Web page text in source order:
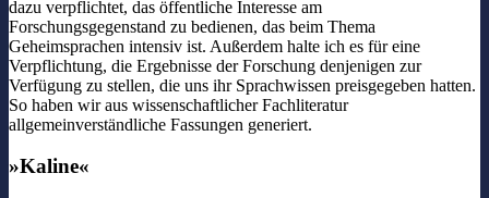
dazu verpflichtet, das öffentliche Interesse am
Forschungsgegenstand zu bedienen, das beim Thema
Geheimsprachen intensiv ist. Außerdem halte ich es für eine
Verpflichtung, die Ergebnisse der Forschung denjenigen zur
Verfügung zu stellen, die uns ihr Sprachwissen preisgegeben hatten.
So haben wir aus wissenschaftlicher Fachliteratur
allgemeinverständliche Fassungen generiert.
»Kaline«